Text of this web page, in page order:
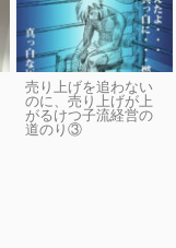
売り上げを追わない
のに、売り上げが上
がるけつ子流経営の
道のり③